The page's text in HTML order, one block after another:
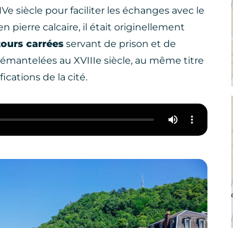
siècle pour faciliter les échanges avec le
pierre calcaire, il était originellement
carrées servant de prison et de
au XVIIIe siècle, au même titre
de la cité.